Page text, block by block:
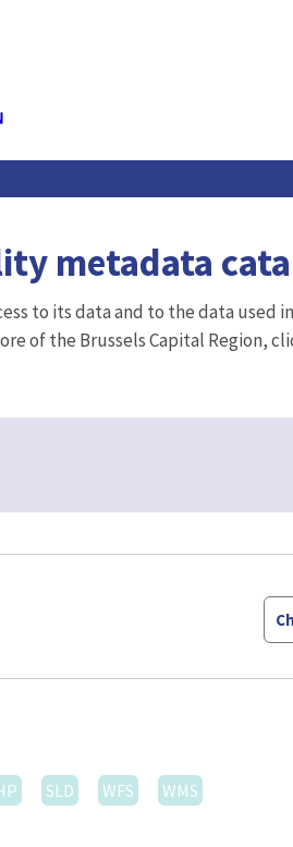
metadata
to its data and to the data
of the Brussels Capital Region,
SLD WFS WMS